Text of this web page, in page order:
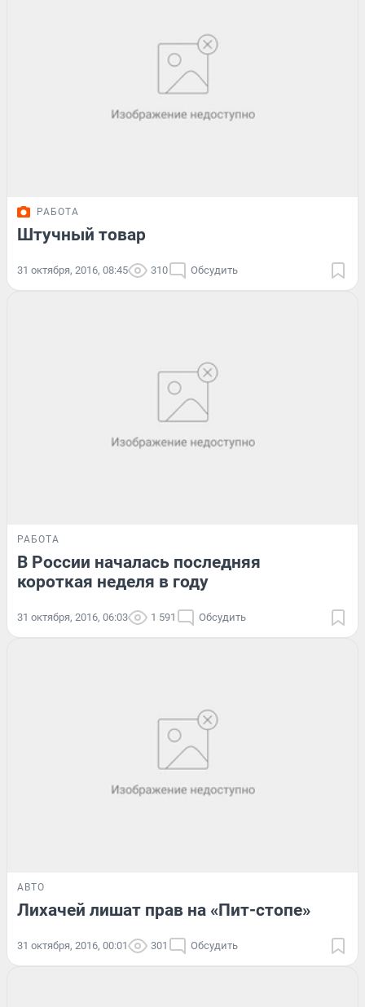
РАБОТА
Штучный товар
31 октября, 2016, 08:45 310 Обсудить
РАБОТА
В России началась последняя
короткая неделя в году
31 октября, 2016, 06:03 1 591 Обсудить
АВТО
Лихачей лишат прав на «Пит-стопе»
31 октября, 2016, 00:01 301 Обсудить